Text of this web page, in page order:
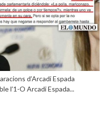
d’Arcadi Espada
l’1-O Arcadi Espada...